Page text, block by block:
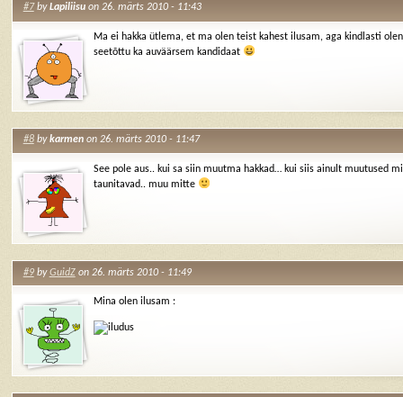
#7byLapiliisuon 26. märts 2010 - 11:43
Ma ei hakka ütlema, et ma olen teist kahest ilusam, aga kindlasti
seetõttu ka auväärsem kandidaat
#8bykarmenon 26. märts 2010 - 11:47
See pole aus.. kui sa siin muutma hakkad… kui siis ainult muutused
taunitavad.. muu mitte
#9byGuidZon 26. märts 2010 - 11:49
Mina olen ilusam :